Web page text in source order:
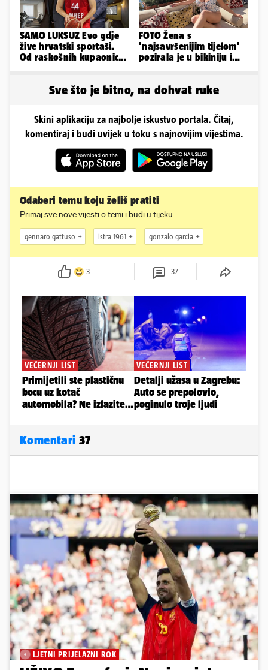
SAMO LUKSUZ Evo gdje
žive hrvatski sportaši.
Od raskošnih kupaonica
FOTO Žena s
'najsavršenijim tijelom'
pozirala je u bikiniju i
Sve što je bitno, na dohvat ruke
Skini aplikaciju za najbolje iskustvo portala. Čitaj,
komentiraj i budi uvijek u toku s najnovijim vijestima.
Odaberi temu koju želiš pratiti
Primaj sve nove vijesti o temi i budi u tijeku
gennaro gattuso istra 1961 gonzalo garcia
3 37
Komentari 37
LJETNI PRIJELAZNI ROK